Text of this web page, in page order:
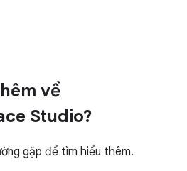
về
Studio?
gặp để tìm hiểu thêm.